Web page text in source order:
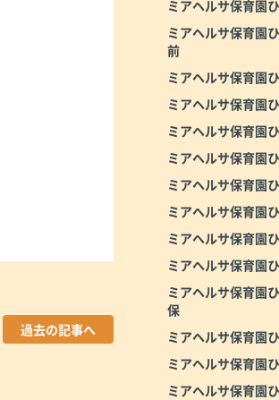
過去の記事へ
ミアヘルサ保育園
ミアヘルサ保育園
前
ミアヘルサ保育園
ミアヘルサ保育園
ミアヘルサ保育園
ミアヘルサ保育園
ミアヘルサ保育園
ミアヘルサ保育園
ミアヘルサ保育園
ミアヘルサ保育園
ミアヘルサ保育園
保
ミアヘルサ保育園
ミアヘルサ保育園
ミアヘルサ保育園